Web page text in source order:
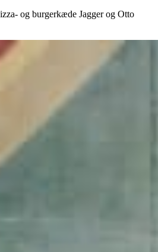
og burgerkæde Jagger og Otto